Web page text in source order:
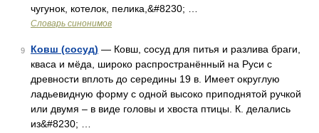
чугунок, котелок, пелика,&#8230; …
Словарь синонимов
9 Ковш (сосуд) — Ковш, сосуд для питья и разлива браги,
кваса и мёда, широко распространённый на Руси с
древности вплоть до середины 19 в. Имеет округлую
ладьевидную форму с одной высоко приподнятой ручкой
или двумя ‒ в виде головы и хвоста птицы. К. делались
из&#8230; …